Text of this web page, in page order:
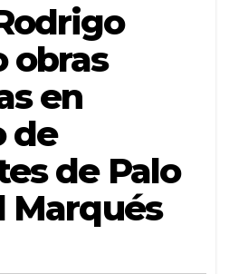
obras
en
de
de Palo
Marqués